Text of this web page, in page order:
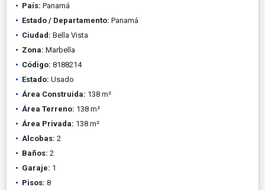
País: Panamá
Estado / Departamento: Panamá
Ciudad: Bella Vista
Zona: Marbella
Código: 8188214
Estado: Usado
Área Construida: 138 m²
Área Terreno: 138 m²
Área Privada: 138 m²
Alcobas: 2
Baños: 2
Garaje: 1
Pisos: 8